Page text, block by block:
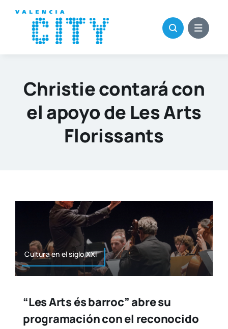
contenido
Christie contará con
el apoyo de Les Arts
Florissants
Cul­tu­ra en el siglo XXI
“Les Arts és barroc” abre su
programación con el reconocido